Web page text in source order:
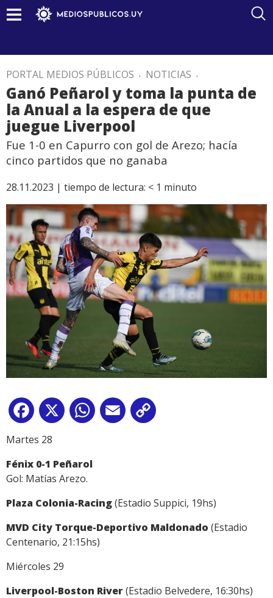
PORTAL MEDIOS PÚBLICOS . NOTICIAS .
Ganó Peñarol y toma la punta de
la Anual a la espera de que
juegue Liverpool
Fue 1-0 en Capurro con gol de Arezo; hacía
cinco partidos que no ganaba
28.11.2023 | tiempo de lectura: < 1 minuto
Facebook
X WhatsApp
Email
Martes 28
Fénix 0-1 Peñarol
Gol: Matías Arezo.
Plaza Colonia-Racing(Estadio Suppici, 19hs)
MVD City Torque-Deportivo Maldonado (Estadio
Centenario, 21:15hs)
Miércoles 29
Liverpool-Boston River(Estadio Belvedere, 16:30hs)